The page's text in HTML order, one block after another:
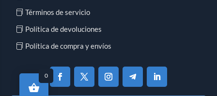
Términos de servicio
Política de devoluciones
Política de compra y envíos
0